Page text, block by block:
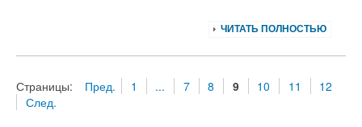
ЧИТАТЬ ПОЛНОСТЬЮ
Страницы: Пред. 1 ... 7 8 9 10 11
12
След.